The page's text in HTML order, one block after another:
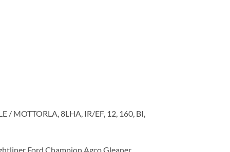
/ MOTTORLA, 8LHA, IR/EF, 12, 160, BI,
Ford Champion Agco Gleaner